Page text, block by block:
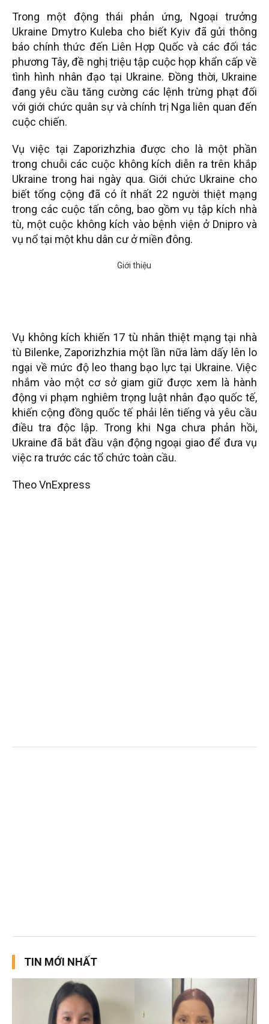
Trong một động thái phản ứng, Ngoại trưởng
Ukraine Dmytro Kuleba cho biết Kyiv đã gửi thông
báo chính thức đến Liên Hợp Quốc và các đối tác
phương Tây, đề nghị triệu tập cuộc họp khẩn cấp về
tình hình nhân đạo tại Ukraine. Đồng thời, Ukraine
đang yêu cầu tăng cường các lệnh trừng phạt đối
với giới chức quân sự và chính trị Nga liên quan đến
cuộc chiến.
Vụ việc tại Zaporizhzhia được cho là một phần
trong chuỗi các cuộc không kích diễn ra trên khắp
Ukraine trong hai ngày qua. Giới chức Ukraine cho
biết tổng cộng đã có ít nhất 22 người thiệt mạng
trong các cuộc tấn công, bao gồm vụ tập kích nhà
tù, một cuộc không kích vào bệnh viện ở Dnipro và
vụ nổ tại một khu dân cư ở miền đông.
Vụ không kích khiến 17 tù nhân thiệt mạng tại nhà
tù Bilenke, Zaporizhzhia một lần nữa làm dấy lên lo
ngại về mức độ leo thang bạo lực tại Ukraine. Việc
nhắm vào một cơ sở giam giữ được xem là hành
động vi phạm nghiêm trọng luật nhân đạo quốc tế,
khiến cộng đồng quốc tế phải lên tiếng và yêu cầu
điều tra độc lập. Trong khi Nga chưa phản hồi,
Ukraine đã bắt đầu vận động ngoại giao để đưa vụ
việc ra trước các tổ chức toàn cầu.
Theo VnExpress
TIN MỚI NHẤT